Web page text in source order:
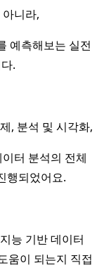
니라,
예측해보는 실전
.
, 분석 및 시각화,
터 분석의 전체
행되었어요.
능 기반 데이터
움이 되는지 직접